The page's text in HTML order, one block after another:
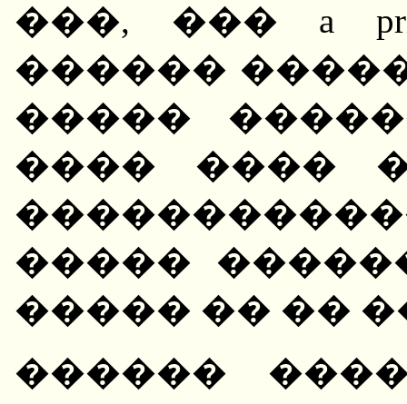
���, ��� a
������
�����
���� ����
�����
����� �� ��
������